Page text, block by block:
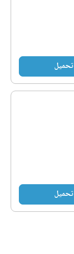
تحميل
تحميل